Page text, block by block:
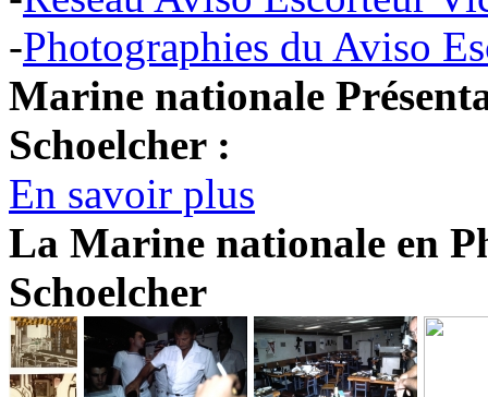
-Photographies du Aviso
Marine nationale
Schoelcher :
En savoir plus
La Marine nationale en
Schoelcher